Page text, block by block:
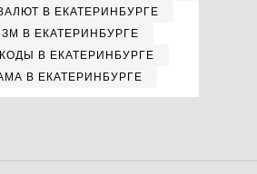
В ЕКАТЕРИНБУРГЕ
В ЕКАТЕРИНБУРГЕ
В ЕКАТЕРИНБУРГЕ
В ЕКАТЕРИНБУРГЕ